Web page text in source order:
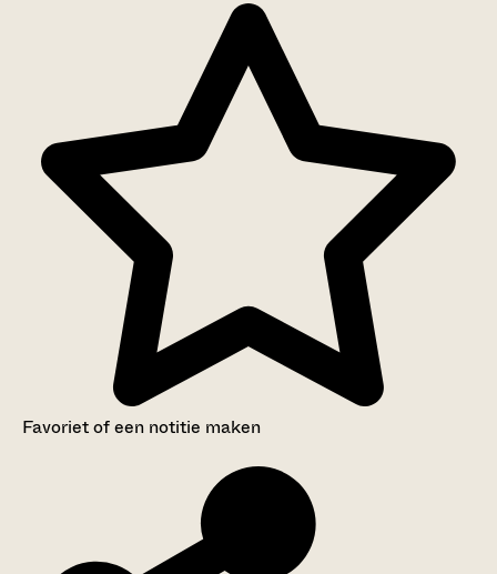
Favoriet of een notitie maken